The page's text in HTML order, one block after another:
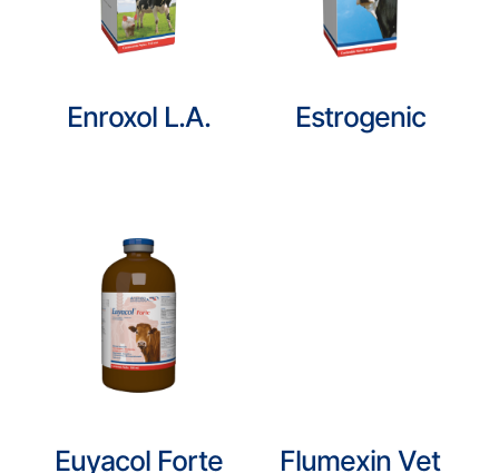
Enroxol L.A. Estrogenic
Euyacol Forte Flumexin Vet